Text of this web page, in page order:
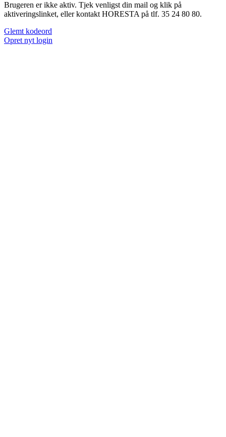
Brugeren er ikke aktiv. Tjek venligst din mail og klik på
aktiveringslinket, eller kontakt HORESTA på tlf. 35 24 80 80.
Glemt kodeord
Opret nyt login